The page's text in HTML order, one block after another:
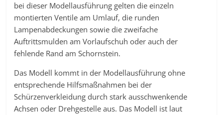
bei dieser Modellausführung gelten die einzeln
montierten Ventile am Umlauf, die runden
Lampenabdeckungen sowie die zweifache
Auftrittsmulden am Vorlaufschuh oder auch der
fehlende Rand am Schornstein.
Das Modell kommt in der Modellausführung ohne
entsprechende Hilfsmaßnahmen bei der
Schürzenverkleidung durch stark ausschwenkende
Achsen oder Drehgestelle aus. Das Modell ist laut